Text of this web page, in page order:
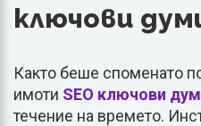
ключови
Както беше споменато
имоти SEO ключови
течение на времето.